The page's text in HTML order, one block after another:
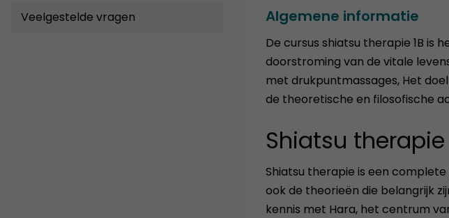
Veelgestelde vragen Algemene informatie
De cursus shiatsu therapie 1B is
doorstroming van de vitale
met drukpuntmassages, Het
de theoretische en filosofische
Shiatsu
Shiatsu therapie is een
ook de theorieën die belangrijk
kennis met Hara, het centrum